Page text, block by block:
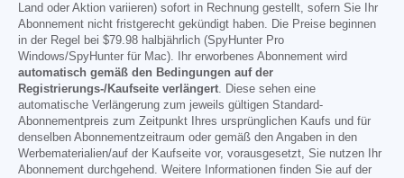
Land oder Aktion variieren) sofort in Rechnung gestellt, sofern Sie Ihr
Abonnement nicht fristgerecht gekündigt haben. Die Preise beginnen
in der Regel bei $79.98 halbjährlich (SpyHunter Pro
Windows/SpyHunter für Mac). Ihr erworbenes Abonnement wird
automatisch gemäß den Bedingungen auf der
Registrierungs-/Kaufseite verlängert. Diese sehen eine
automatische Verlängerung zum jeweils gültigen Standard-
Abonnementpreis zum Zeitpunkt Ihres ursprünglichen Kaufs und für
denselben Abonnementzeitraum oder gemäß den Angaben in den
Werbematerialien/auf der Kaufseite vor, vorausgesetzt, Sie nutzen Ihr
Abonnement durchgehend. Weitere Informationen finden Sie auf der